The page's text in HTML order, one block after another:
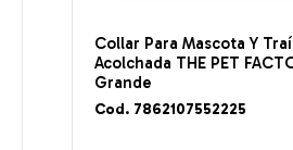
Collar Para Mascota Y
Acolchada THE PET
Grande
Cod. 7862107552225